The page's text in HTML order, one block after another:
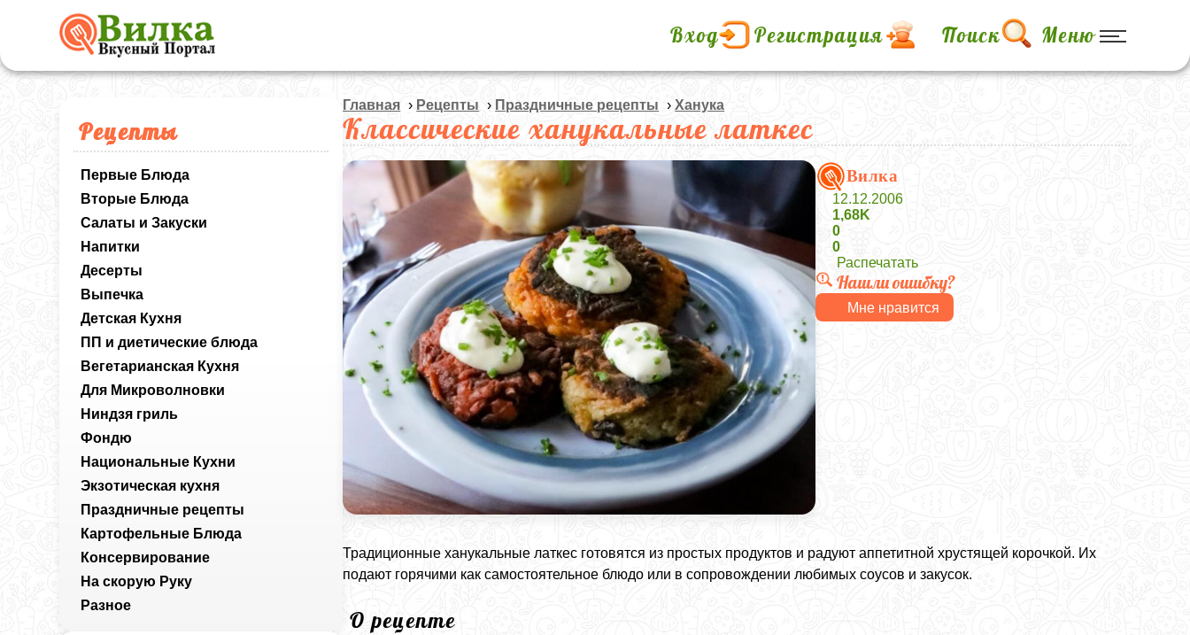
Вход Регистрация Поиск Меню
Рецепты
Первые Блюда
Вторые Блюда
Салаты и Закуски
Напитки
Десерты
Выпечка
Детская Кухня
ПП и диетические блюда
Вегетарианская Кухня
Для Микроволновки
Ниндзя гриль
Фондю
Национальные Кухни
Экзотическая кухня
Праздничные рецепты
Картофельные Блюда
Консервирование
На скорую Руку
Разное
Главная › Рецепты › Праздничные рецепты ›Ханука
Классические ханукальные латкес
Вилка
12.12.2006
1,68K
0
0
Распечатать
Нашли ошибку?
Мне нравится
Традиционные ханукальные латкес готовятся из простых продуктов и радуют аппетитной хрустящей корочкой. Их
подают горячими как самостоятельное блюдо или в сопровождении любимых соусов и закусок.
О рецепте